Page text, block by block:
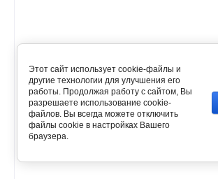
Этот сайт использует cookie-файлы и
другие технологии для улучшения его
работы. Продолжая работу с сайтом, Вы
разрешаете использование cookie-
файлов. Вы всегда можете отключить
файлы cookie в настройках Вашего
браузера.